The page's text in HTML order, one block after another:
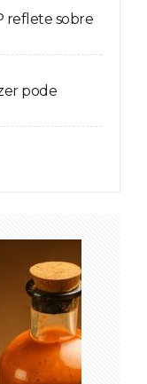
reflete sobre
pode